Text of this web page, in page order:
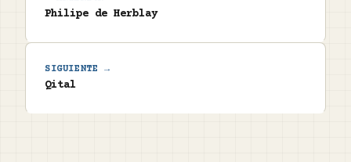
Philipe de Herblay
SIGUIENTE →
Qital